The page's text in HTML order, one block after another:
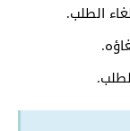
الطلب.